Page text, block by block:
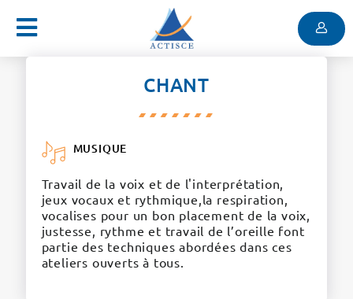
Menu
CHANT
MUSIQUE
Travail de la voix et de l'interprétation,
jeux vocaux et rythmique,la respiration,
vocalises pour un bon placement de la voix,
justesse, rythme et travail de l’oreille font
partie des techniques abordées dans ces
ateliers ouverts à tous.